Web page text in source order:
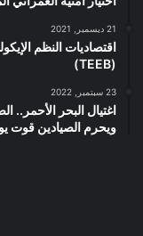
21 ديسمبر, 2021
اقتصاديات النظم
(TEEB)
23 سبتمبر, 2022
اغتيال البحر الأحمر..
ويحرم الصيادين قوت